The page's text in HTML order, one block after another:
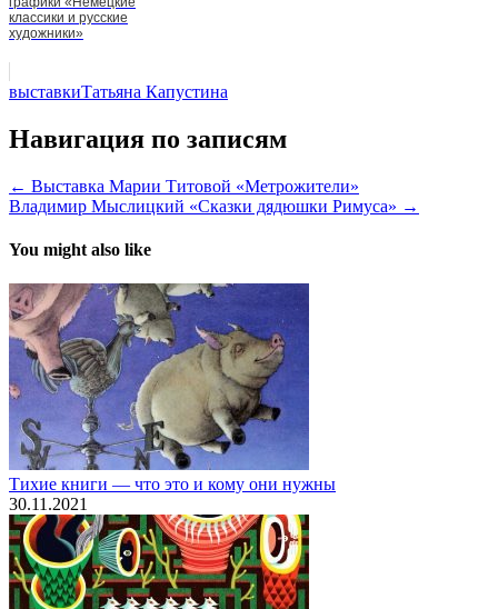
классики и русские
художники»
выставкиТатьяна Капустина
Навигация по записям
← Выставка Марии Титовой «Метрожители»
Владимир Мыслицкий «Сказки дядюшки Римуса» →
You might also like
Тихие книги — что это и кому они нужны
30.11.2021